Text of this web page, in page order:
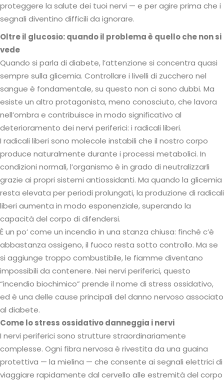
proteggere la salute dei tuoi nervi — e per agire prima che i
segnali diventino difficili da ignorare.
Oltre il glucosio: quando il problema è quello che non si
vede
Quando si parla di diabete, l’attenzione si concentra quasi
sempre sulla glicemia. Controllare i livelli di zucchero nel
sangue è fondamentale, su questo non ci sono dubbi. Ma
esiste un altro protagonista, meno conosciuto, che lavora
nell’ombra e contribuisce in modo significativo al
deterioramento dei nervi periferici: i radicali liberi.
I radicali liberi sono molecole instabili che il nostro corpo
produce naturalmente durante i processi metabolici. In
condizioni normali, l’organismo è in grado di neutralizzarli
grazie ai propri sistemi antiossidanti. Ma quando la glicemia
resta elevata per periodi prolungati, la produzione di radicali
liberi aumenta in modo esponenziale, superando la
capacità del corpo di difendersi.
È un po’ come un incendio in una stanza chiusa: finché c’è
abbastanza ossigeno, il fuoco resta sotto controllo. Ma se
si aggiunge troppo combustibile, le fiamme diventano
impossibili da contenere. Nei nervi periferici, questo
“incendio biochimico” prende il nome di stress ossidativo,
ed è una delle cause principali del danno nervoso associato
al diabete.
Come lo stress ossidativo danneggia i nervi
I nervi periferici sono strutture straordinariamente
complesse. Ogni fibra nervosa è rivestita da una guaina
protettiva — la mielina — che consente ai segnali elettrici di
viaggiare rapidamente dal cervello alle estremità del corpo